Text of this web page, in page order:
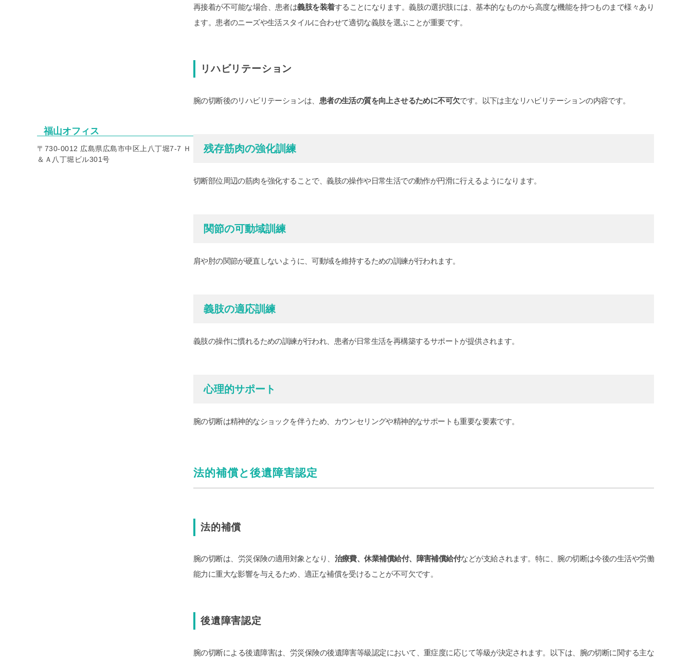
福山オフィス
〒730-0012 広島県広島市中区上八丁堀7-7 Ｈ
＆Ａ八丁堀ビル301号
再接着が不可能な場合、患者は義肢を装着することになります。義肢の選択肢には、基本的なものから高度な機能を持つものまで様々あり
ます。患者のニーズや生活スタイルに合わせて適切な義肢を選ぶことが重要です。
リハビリテーション
腕の切断後のリハビリテーションは、 患者の生活の質を向上させるために不可欠です。以下は主なリハビリテーションの内容です。
残存筋肉の強化訓練
切断部位周辺の筋肉を強化することで、義肢の操作や日常生活での動作が円滑に行えるようになります。
関節の可動域訓練
肩や肘の関節が硬直しないように、可動域を維持するための訓練が行われます。
義肢の適応訓練
義肢の操作に慣れるための訓練が行われ、患者が日常生活を再構築するサポートが提供されます。
心理的サポート
腕の切断は精神的なショックを伴うため、カウンセリングや精神的なサポートも重要な要素です。
法的補償と後遺障害認定
法的補償
腕の切断は、労災保険の適用対象となり、 治療費、休業補償給付、障害補償給付などが支給されます。特に、腕の切断は今後の生活や労働
能力に重大な影響を与えるため、適正な補償を受けることが不可欠です。
後遺障害認定
腕の切断による後遺障害は、労災保険の後遺障害等級認定において、重症度に応じて等級が決定されます。以下は、腕の切断に関する主な